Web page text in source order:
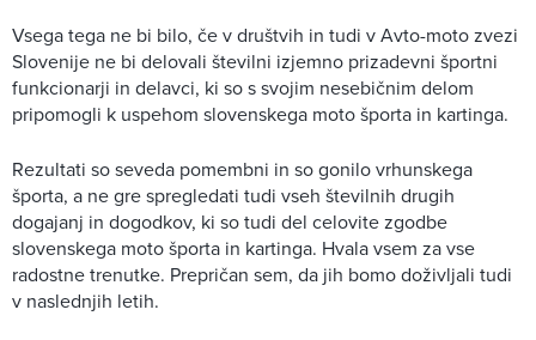
Vsega tega ne bi bilo, če v društvih in tudi v Avto-moto zvezi
Slovenije ne bi delovali številni izjemno prizadevni športni
funkcionarji in delavci, ki so s svojim nesebičnim delom
pripomogli k uspehom slovenskega moto športa in kartinga.
Rezultati so seveda pomembni in so gonilo vrhunskega
športa, a ne gre spregledati tudi vseh številnih drugih
dogajanj in dogodkov, ki so tudi del celovite zgodbe
slovenskega moto športa in kartinga. Hvala vsem za vse
radostne trenutke. Prepričan sem, da jih bomo doživljali tudi
v naslednjih letih.